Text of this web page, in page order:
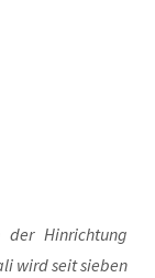
der Hin­rich­tung
wird seit sie­ben